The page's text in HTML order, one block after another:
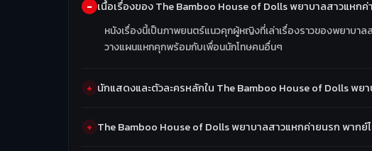
เนื้อเรื่องของ The Bamboo House of Dolls พยาบาลสาวแหกค่
หนังเรื่องนี้เป็นภาพยนตร์แนวคุกผู้หญิงที่เล่าเรื่องราวของพยาบ
วางแผนแหกคุกพร้อมกับเพื่อนนักโทษคนอื่นๆ
นักแสดงและตัวละครหลักใน The Bamboo House of Dolls พย
The Bamboo House of Dolls พยาบาลสาวแหกค่ายนรก พากย์ไ